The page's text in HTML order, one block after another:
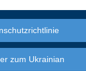
zum Ukrainian